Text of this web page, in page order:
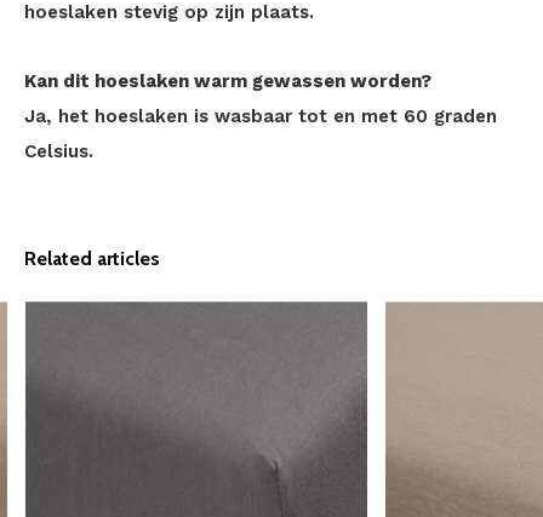
hoeslaken stevig op zijn plaats.
Kan dit hoeslaken warm gewassen worden?
Ja, het hoeslaken is wasbaar tot en met 60 graden
Celsius.
Related articles